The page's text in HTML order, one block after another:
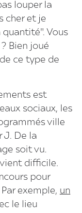
louper la
cher et je
Vous
Bien joué
ce type de
est
sociaux, les
ville
J. De la
soit vu.
difficile.
pour
exemple, un
le lieu